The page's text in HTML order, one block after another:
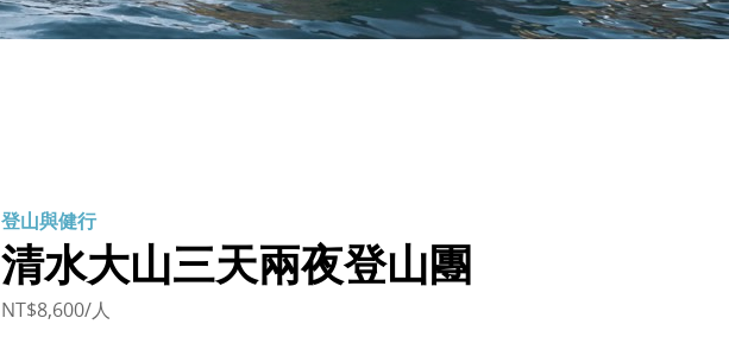
登山與健行
清水大山三天兩夜登山團
NT$8,600/人